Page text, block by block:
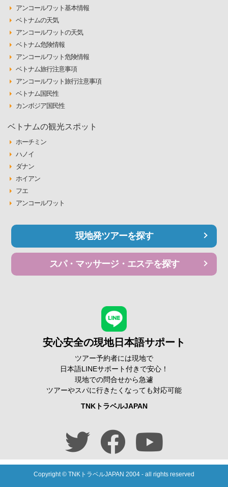
アンコールワット基本情報
ベトナムの天気
アンコールワットの天気
ベトナム危険情報
アンコールワット危険情報
ベトナム旅行注意事項
アンコールワット旅行注意事項
ベトナム国民性
カンボジア国民性
ベトナムの観光スポット
ホーチミン
ハノイ
ダナン
ホイアン
フエ
アンコールワット
現地発ツアーを探す
スパ・マッサージ・エステを探す
安心安全の現地日本語サポート
ツアー予約者には現地で
日本語LINEサポート付きで安心！
現地での問合せから急遽
ツアーやスパに行きたくなっても対応可能
TNKトラベルJAPAN
Copyright © TNKトラベルJAPAN 2004 - all rights reserved